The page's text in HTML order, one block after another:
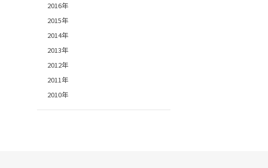
2016年
2015年
2014年
2013年
2012年
2011年
2010年